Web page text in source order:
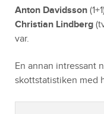
Anton Davidsson
Christian Lindberg
var.
En annan intressant
skottstatistiken med